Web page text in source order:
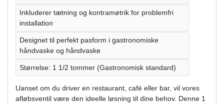
Inkluderer tætning og kontramøtrik for problemfri
installation
Designet til perfekt pasform i gastronomiske
håndvaske og håndvaske
Størrelse: 1 1/2 tommer (Gastronomisk standard)
Uanset om du driver en restaurant, café eller bar, vil vores
afløbsventil være den ideelle løsning til dine behov. Denne 1